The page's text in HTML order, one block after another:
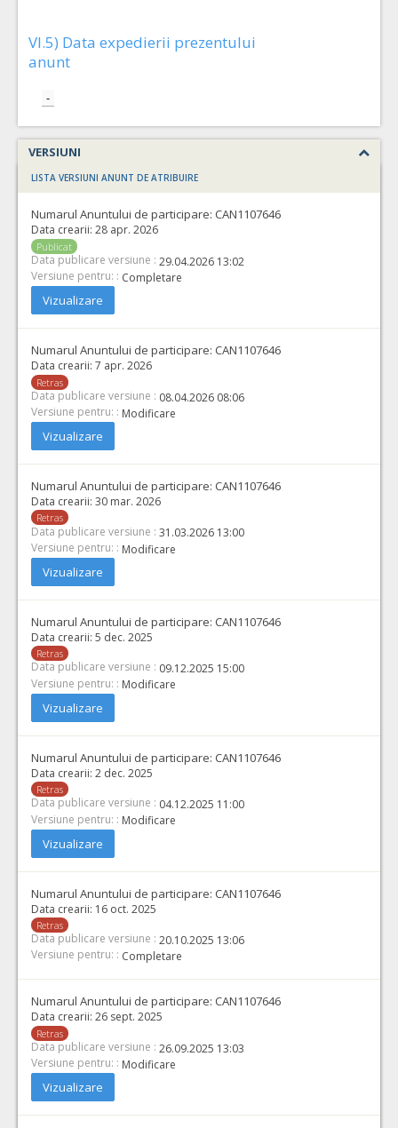
VI.5) Data expedierii prezentului
anunt
-
VERSIUNI
LISTA VERSIUNI ANUNT DE ATRIBUIRE
Numarul Anuntului de participare: CAN1107646
Data crearii: 28 apr. 2026
Publicat
Data publicare versiune : 29.04.2026 13:02
Versiune pentru: : Completare
Vizualizare
Numarul Anuntului de participare: CAN1107646
Data crearii: 7 apr. 2026
Retras
Data publicare versiune : 08.04.2026 08:06
Versiune pentru: : Modificare
Vizualizare
Numarul Anuntului de participare: CAN1107646
Data crearii: 30 mar. 2026
Retras
Data publicare versiune : 31.03.2026 13:00
Versiune pentru: : Modificare
Vizualizare
Numarul Anuntului de participare: CAN1107646
Data crearii: 5 dec. 2025
Retras
Data publicare versiune : 09.12.2025 15:00
Versiune pentru: : Modificare
Vizualizare
Numarul Anuntului de participare: CAN1107646
Data crearii: 2 dec. 2025
Retras
Data publicare versiune : 04.12.2025 11:00
Versiune pentru: : Modificare
Vizualizare
Numarul Anuntului de participare: CAN1107646
Data crearii: 16 oct. 2025
Retras
Data publicare versiune : 20.10.2025 13:06
Versiune pentru: : Completare
Numarul Anuntului de participare: CAN1107646
Data crearii: 26 sept. 2025
Retras
Data publicare versiune : 26.09.2025 13:03
Versiune pentru: : Modificare
Vizualizare